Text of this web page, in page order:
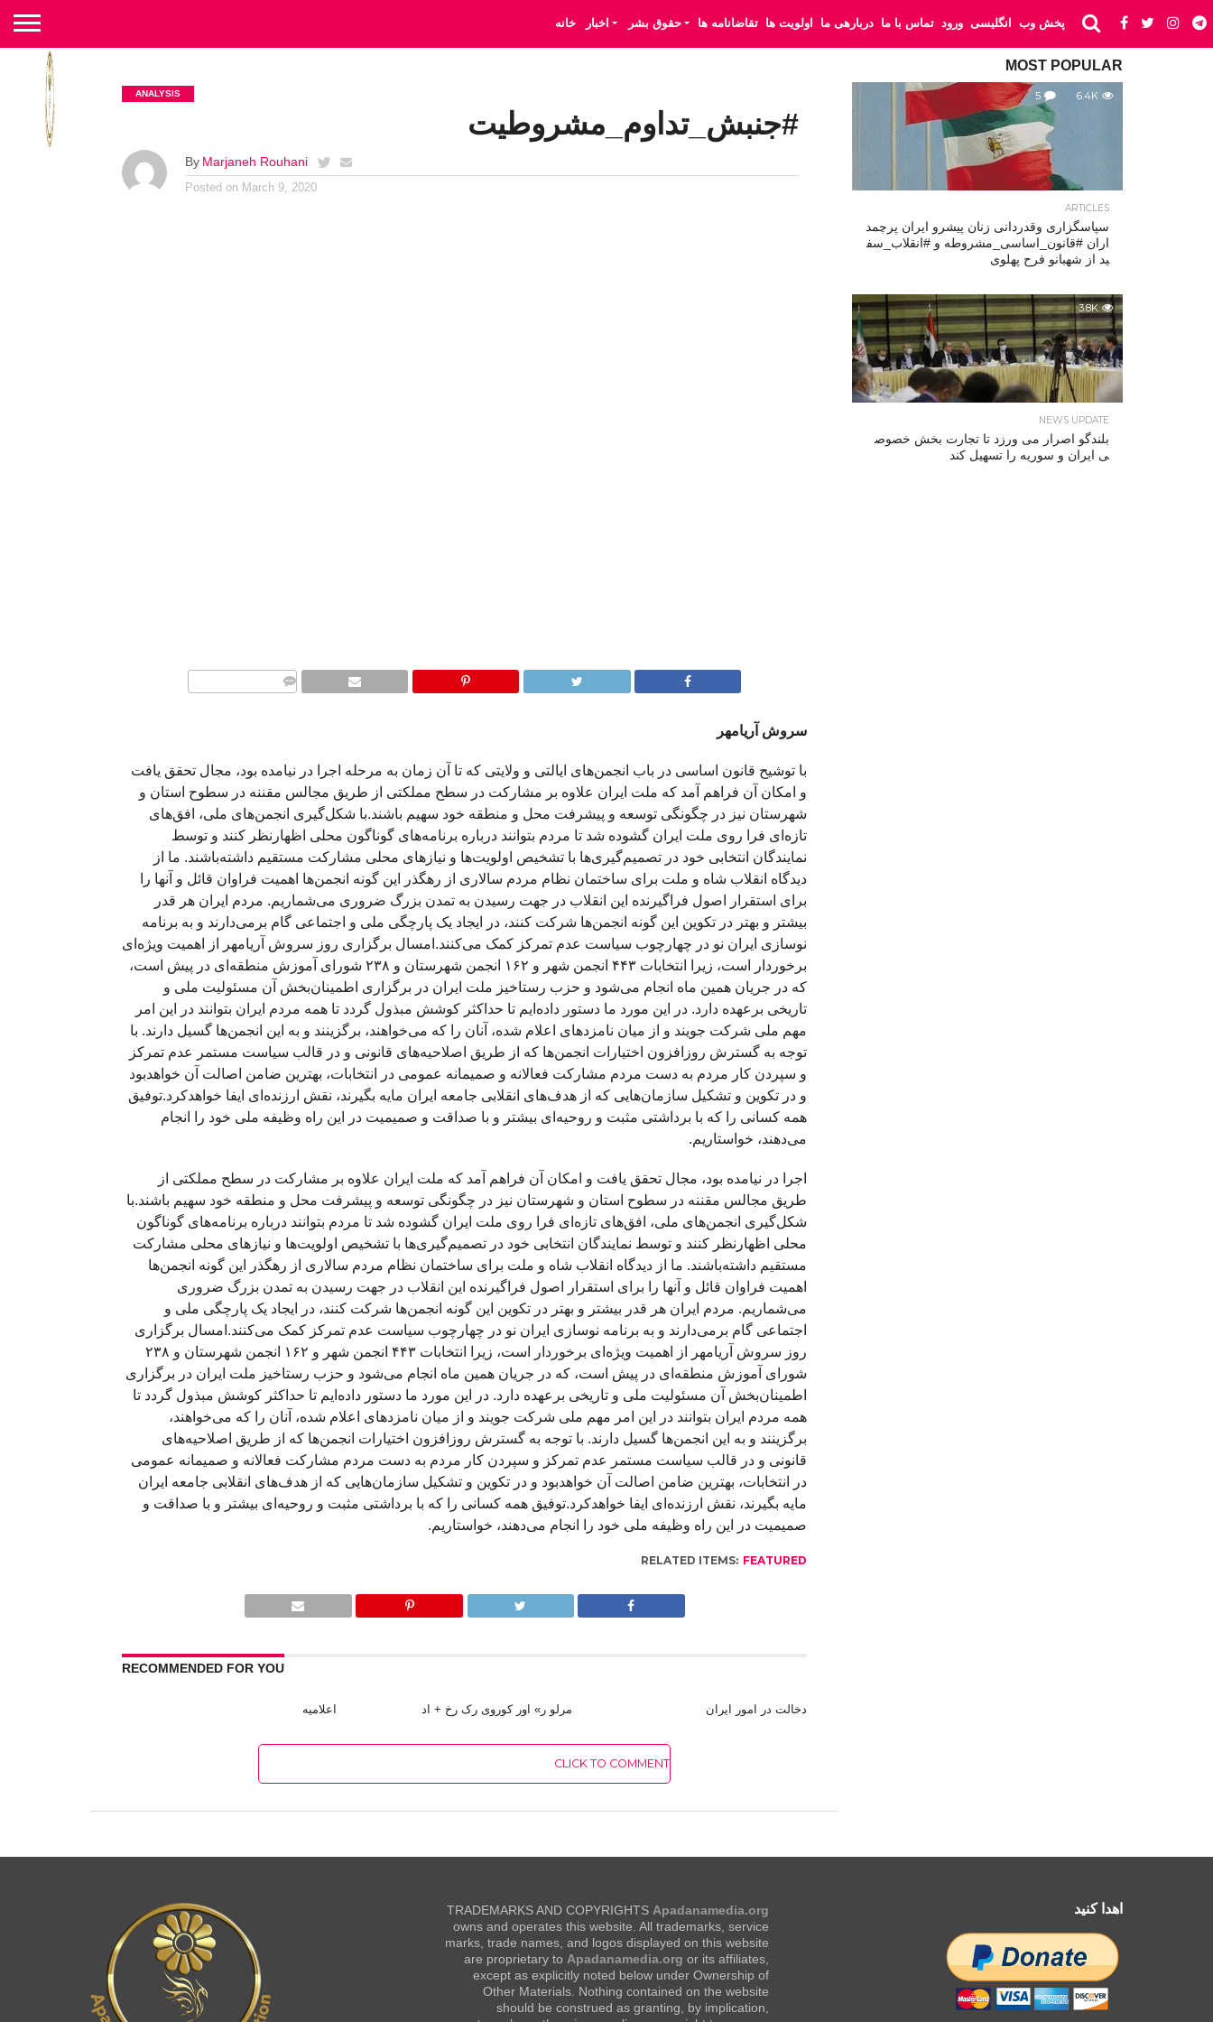
خانه اخبار حقوق بشر تقاضانامه ها اولویت ها دربارهی ما تماس با ما ورود انگلیسی پخش وب
ANALYSIS
#جنبش_تداوم_مشروطیت‬⁩ ‬
By Marjaneh Rouhani
Posted on March 9, 2020
سروش آریامهر
با توشیح قانون اساسی در باب انجمن‌های ایالتی و ولایتی که تا آن زمان به مرحله اجرا در نیامده بود، مجال تحقق یافت
و امکان آن فراهم آمد که ملت ایران علاوه بر مشارکت در سطح مملکتی از طریق مجالس مقننه در سطوح استان و
شهرستان نیز در چگونگی توسعه و پیشرفت محل و منطقه خود سهیم باشند.با شکل‌گیری انجمن‌های ملی، افق‌های
تازه‌ای فرا روی ملت ایران گشوده شد تا مردم بتوانند درباره برنامه‌های گوناگون محلی اظهارنظر کنند و توسط
نمایندگان انتخابی خود در تصمیم‌گیری‌ها با تشخیص اولویت‌ها و نیازهای محلی مشارکت مستقیم داشته‌باشند. ما از
دیدگاه انقلاب شاه و ملت برای ساختمان نظام مردم سالاری از رهگذر این گونه انجمن‌ها اهمیت فراوان قائل و آنها را
برای استقرار اصول فراگیرنده این انقلاب در جهت رسیدن به تمدن بزرگ ضروری می‌شماریم. مردم ایران هر قدر
بیشتر و بهتر در تکوین این گونه انجمن‌ها شرکت کنند، در ایجاد یک پارچگی ملی و اجتماعی گام برمی‌دارند و به برنامه
نوسازی ایران نو در چهارچوب سیاست عدم تمرکز کمک می‌کنند.امسال برگزاری روز سروش آریامهر از اهمیت ویژه‌ای
برخوردار است، زیرا انتخابات ۴۴۳ انجمن شهر و ۱۶۲ انجمن شهرستان و ۲۳۸ شورای آموزش منطقه‌ای در پیش است،
که در جریان همین ماه انجام می‌شود و حزب رستاخیز ملت ایران در برگزاری اطمینان‌بخش آن مسئولیت ملی و
تاریخی برعهده دارد. در این مورد ما دستور داده‌ایم تا حداکثر کوشش مبذول گردد تا همه مردم ایران بتوانند در این امر
مهم ملی شرکت جویند و از میان نامزدهای اعلام شده، آنان را که می‌خواهند، برگزینند و به این انجمن‌ها گسیل دارند. با
توجه به گسترش روزافزون اختیارات انجمن‌ها که از طریق اصلاحیه‌های قانونی و در قالب سیاست مستمر عدم تمرکز
و سپردن کار مردم به دست مردم مشارکت فعالانه و صمیمانه عمومی در انتخابات، بهترین ضامن اصالت آن خواهدبود
و در تکوین و تشکیل سازمان‌هایی که از هدف‌های انقلابی جامعه ایران مایه بگیرند، نقش ارزنده‌ای ایفا خواهدکرد.توفیق
همه کسانی را که با برداشتی مثبت و روحیه‌ای بیشتر و با صداقت و صمیمیت در این راه وظیفه ملی خود را انجام
می‌دهند، خواستاریم.
اجرا در نیامده بود، مجال تحقق یافت و امکان آن فراهم آمد که ملت ایران علاوه بر مشارکت در سطح مملکتی از
طریق مجالس مقننه در سطوح استان و شهرستان نیز در چگونگی توسعه و پیشرفت محل و منطقه خود سهیم باشند.با
شکل‌گیری انجمن‌های ملی، افق‌های تازه‌ای فرا روی ملت ایران گشوده شد تا مردم بتوانند درباره برنامه‌های گوناگون
محلی اظهارنظر کنند و توسط نمایندگان انتخابی خود در تصمیم‌گیری‌ها با تشخیص اولویت‌ها و نیازهای محلی مشارکت
مستقیم داشته‌باشند. ما از دیدگاه انقلاب شاه و ملت برای ساختمان نظام مردم سالاری از رهگذر این گونه انجمن‌ها
اهمیت فراوان قائل و آنها را برای استقرار اصول فراگیرنده این انقلاب در جهت رسیدن به تمدن بزرگ ضروری
می‌شماریم. مردم ایران هر قدر بیشتر و بهتر در تکوین این گونه انجمن‌ها شرکت کنند، در ایجاد یک پارچگی ملی و
اجتماعی گام برمی‌دارند و به برنامه نوسازی ایران نو در چهارچوب سیاست عدم تمرکز کمک می‌کنند.امسال برگزاری
روز سروش آریامهر از اهمیت ویژه‌ای برخوردار است، زیرا انتخابات ۴۴۳ انجمن شهر و ۱۶۲ انجمن شهرستان و ۲۳۸
شورای آموزش منطقه‌ای در پیش است، که در جریان همین ماه انجام می‌شود و حزب رستاخیز ملت ایران در برگزاری
اطمینان‌بخش آن مسئولیت ملی و تاریخی برعهده دارد. در این مورد ما دستور داده‌ایم تا حداکثر کوشش مبذول گردد تا
همه مردم ایران بتوانند در این امر مهم ملی شرکت جویند و از میان نامزدهای اعلام شده، آنان را که می‌خواهند،
برگزینند و به این انجمن‌ها گسیل دارند. با توجه به گسترش روزافزون اختیارات انجمن‌ها که از طریق اصلاحیه‌های
قانونی و در قالب سیاست مستمر عدم تمرکز و سپردن کار مردم به دست مردم مشارکت فعالانه و صمیمانه عمومی
در انتخابات، بهترین ضامن اصالت آن خواهدبود و در تکوین و تشکیل سازمان‌هایی که از هدف‌های انقلابی جامعه ایران
مایه بگیرند، نقش ارزنده‌ای ایفا خواهدکرد.توفیق همه کسانی را که با برداشتی مثبت و روحیه‌ای بیشتر و با صداقت و
صمیمیت در این راه وظیفه ملی خود را انجام می‌دهند، خواستاریم.
RELATED ITEMS: FEATURED
RECOMMENDED FOR YOU
اعلامیه مرلو ر» اور کوروی رک رخ + اد دخالت در امور ایران
CLICK TO COMMENT
MOST POPULAR
6.4K
5
ARTICLES
سپاسگزاری وقدردانی زنان پیشرو ایران پرچمد
اران #قانون_اساسی_مشروطه و #انقلاب_سف
ید از شهبانو فرح پهلوی
3.8K
NEWS UPDATE
بلندگو اصرار می ورزد تا تجارت بخش خصوص
ی ایران و سوریه را تسهیل کند
TRADEMARKS AND COPYRIGHTS Apadanamedia.org
owns and operates this website. All trademarks, service
marks, trade names, and logos displayed on this website
are proprietary to Apadanamedia.org or its affiliates,
except as explicitly noted below under Ownership of
Other Materials. Nothing contained on the website
should be construed as granting, by implication,
اهدا کنید